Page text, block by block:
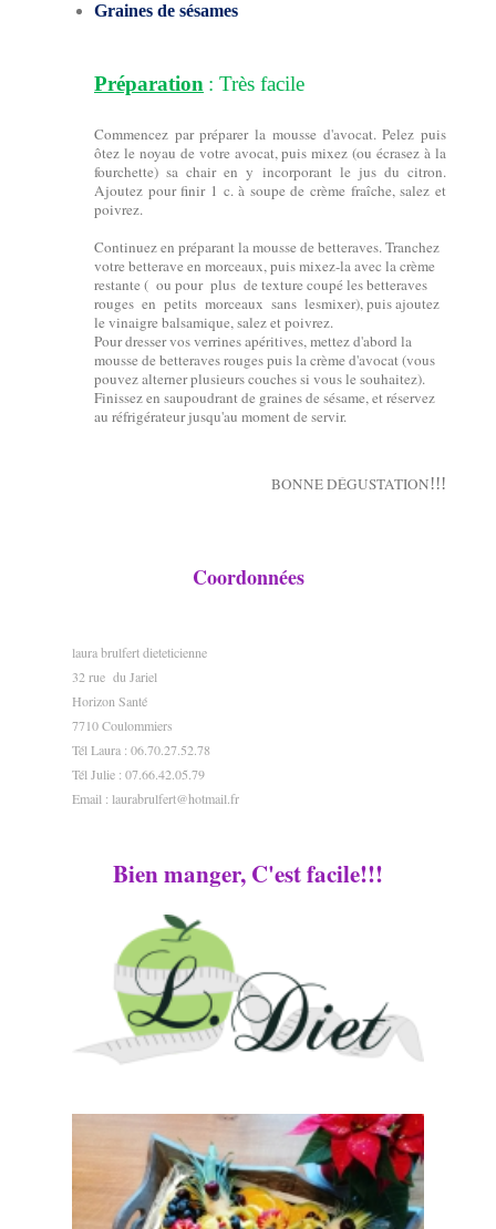
Graines de sésames
Préparation : Très facile
Commencez par préparer la mousse d'avocat. Pelez puis
ôtez le noyau de votre avocat, puis mixez (ou écrasez à la
fourchette) sa chair en y incorporant le jus du citron.
Ajoutez pour finir 1 c. à soupe de crème fraîche, salez et
poivrez.
Continuez en préparant la mousse de betteraves. Tranchez
votre betterave en morceaux, puis mixez-la avec la crème
restante ( ou pour plus de texture coupé les betteraves
rouges en petits morceaux sans lesmixer), puis ajoutez
le vinaigre balsamique, salez et poivrez.
Pour dresser vos verrines apéritives, mettez d'abord la
mousse de betteraves rouges puis la crème d'avocat (vous
pouvez alterner plusieurs couches si vous le souhaitez).
Finissez en saupoudrant de graines de sésame, et réservez
au réfrigérateur jusqu'au moment de servir.
BONNE DÉGUSTATION!!!
Coordonnées
laura brulfert dieteticienne
32 rue du Jariel
Horizon Santé
7710 Coulommiers
Tél Laura : 06.70.27.52.78
Tél Julie : 07.66.42.05.79
Email : laurabrulfert@hotmail.fr
Bien manger, C'est facile!!!